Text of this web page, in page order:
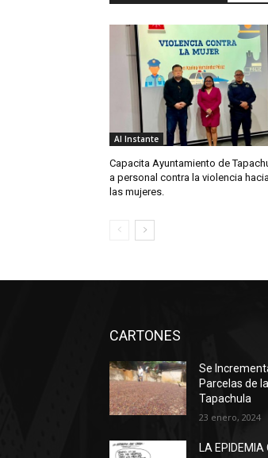
Al Instante
Capacita Ayuntamiento de
a personal contra la violencia
las mujeres.
CARTONES
Se
Parcelas de
Tapachula
23 enero, 2024
LA EPIDEMIA